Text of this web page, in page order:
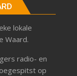
lokale
Waard.
radio- en
op